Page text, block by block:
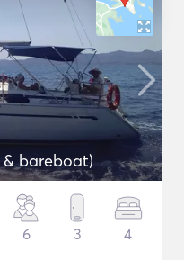
& bareboat)
6 3 4